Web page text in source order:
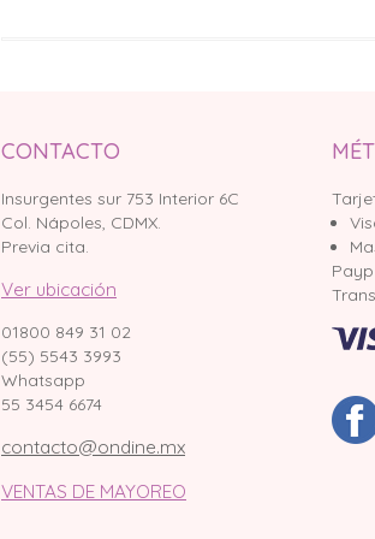
CONTACTO
Insurgentes sur 753 Interior 6C
Col. Nápoles, CDMX.
Previa cita.
Ver ubicación
01800 849 31 02
(55) 5543 3993
Whatsapp
55 3454 6674
contacto@ondine.mx
VENTAS DE MAYOREO